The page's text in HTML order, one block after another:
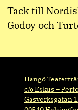
Tack till
Godoy och
Hangö
c/o Eskus –
Gasverksgatan